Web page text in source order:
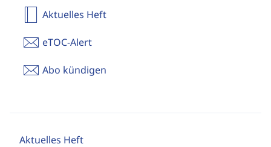
Aktuelles Heft
eTOC-Alert
Abo kündigen
Aktuelles Heft